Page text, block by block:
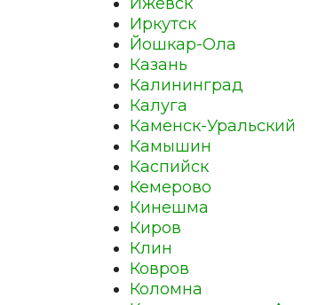
Иркутск
Йошкар-Ола
Казань
Калининград
Калуга
Каменск-Уральский
Камышин
Каспийск
Кемерово
Кинешма
Киров
Клин
Ковров
Коломна